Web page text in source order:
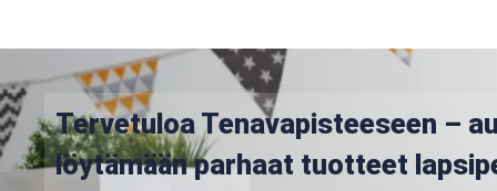
Tervetuloa Tenavapisteeseen –
löytämään parhaat tuotteet